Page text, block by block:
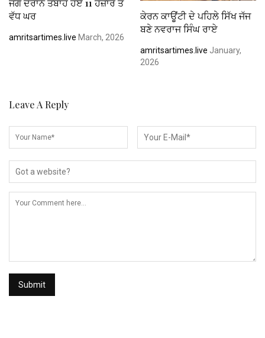
ਜੰਗ ਦੌਰਾਨ ਤਬਾਹ ਹੋਏ 11 ਹਜ਼ਾਰ ਤੋਂ
ਵੱਧ ਘਰ
amritsartimes.live March, 2026
ਕੇਰਨ ਕਾਊਂਟੀ ਦੇ ਪਹਿਲੇ ਸਿੱਖ ਜੱਜ
ਬਣੇ ਨਵਰਾਜ ਸਿੰਘ ਰਾਏ
amritsartimes.live January,
2026
Leave A Reply